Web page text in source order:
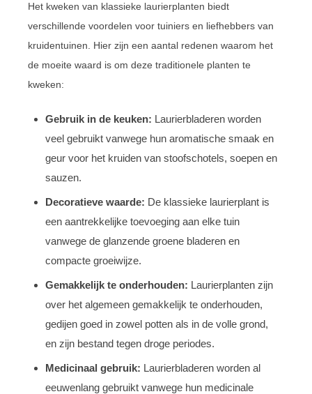
Het kweken van klassieke laurierplanten biedt
verschillende voordelen voor tuiniers en liefhebbers van
kruidentuinen. Hier zijn een aantal redenen waarom het
de moeite waard is om deze traditionele planten te
kweken:
Gebruik in de keuken: Laurierbladeren worden
veel gebruikt vanwege hun aromatische smaak en
geur voor het kruiden van stoofschotels, soepen en
sauzen.
Decoratieve waarde: De klassieke laurierplant is
een aantrekkelijke toevoeging aan elke tuin
vanwege de glanzende groene bladeren en
compacte groeiwijze.
Gemakkelijk te onderhouden: Laurierplanten zijn
over het algemeen gemakkelijk te onderhouden,
gedijen goed in zowel potten als in de volle grond,
en zijn bestand tegen droge periodes.
Medicinaal gebruik: Laurierbladeren worden al
eeuwenlang gebruikt vanwege hun medicinale